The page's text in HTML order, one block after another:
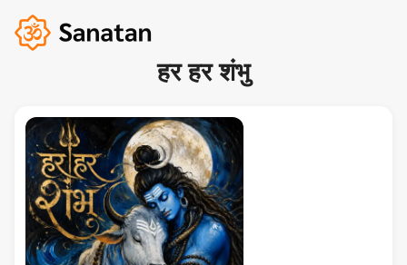
हर हर शंभु